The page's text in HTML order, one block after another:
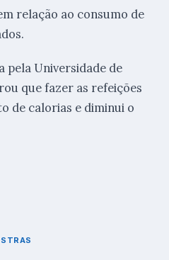
relação ao consumo de
pela Universidade de
que fazer as refeições
de calorias e diminui o